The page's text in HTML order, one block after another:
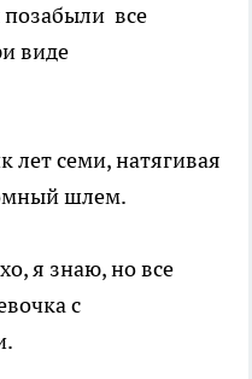
все
виде
лет семи, натягивая
шлем.
я знаю, но все
с